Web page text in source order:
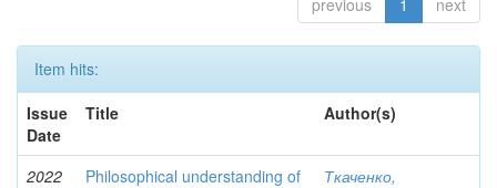
previous 1 next
Item hits:
Issue
Date
Title Author(s)
2022
Philosophical understanding of
Ткаченко,